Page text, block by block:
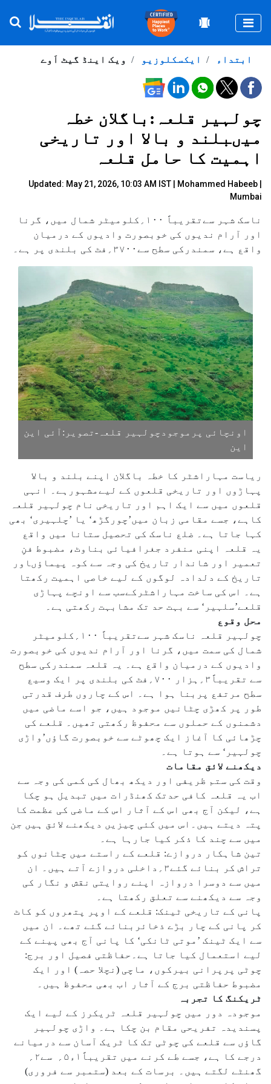
ویک اینڈ گیٹ اَوے ایکسکلوزیو ابتداء
چولہیر قلعہ:باگلان خطہ
میںبلند و بالا اور تاریخی
اہمیت کا حامل قلعہ
Updated: May 21, 2026, 10:03 AM IST |
Mohammed Habeeb |
Mumbai
ناسک شہر سےتقریباً ۱۰۰؍کلومیٹر شمال میں، گرنا
اور آرام ندیوں کی خوبصورت وادیوں کے درمیان
واقع ہے، سمندرکی سطح سے۳۷۰۰؍فٹ کی بلندی پر ہے۔
اونچائی پرموجودچولہیر قلعہ-تصویر:آئی این
این
ریاست مہاراشٹر کا خطہ باگلان اپنے بلند و بالا
پہاڑوں اور تاریخی قلعوں کے لیےمشہورہے۔ انہی
قلعوں میں سے ایک اہم اور تاریخی نام چولہیر قلعہ
کاہے، جسے مقامی زبان میں’چورگڑھ‘ یا ’چلہیری‘ بھی
کہا جاتا ہے۔ ضلع ناسک کی تحصیل ستانا میں واقع
یہ قلعہ اپنی منفرد جغرافیائی بناوٹ، مضبوط فنِ
تعمیر اور شاندار تاریخ کی وجہ سے کوہ پیماؤںاور
تاریخ کے دلدادہ لوگوں کے لیے خاصی اہمیت رکھتا
ہے۔ اس کی ساخت مہاراشٹرکےسب سے اونچے پہاڑی
قلعے’سلہیر‘ سے بہت حد تک مشابہت رکھتی ہے۔
محل وقوع
چولہیر قلعہ ناسک شہر سےتقریباً ۱۰۰؍کلومیٹر
شمال کی سمت میں، گرنا اور آرام ندیوں کی خوبصورت
وادیوں کے درمیان واقع ہے۔ یہ قلعہ سمندرکی سطح
سے تقریباً۳؍ہزار ۷۰۰؍فٹ کی بلندی پر ایک وسیع
سطح مرتفع پربنا ہوا ہے۔ اس کے چاروں طرف قدرتی
طور پر کھڑی چٹانیں موجود ہیں، جو اسے ماضی میں
دشمنوں کے حملوں سے محفوظ رکھتی تھیں۔ قلعے کی
چڑھائی کا آغاز ایک چھوٹے سے خوبصورت گاؤں’واڑی
چولہیر‘ سے ہوتا ہے۔
دیکھنے لائق مقامات
وقت کی ستم ظریفی اور دیکھ بھال کی کمی کی وجہ سے
اب یہ قلعہ کافی حدتک کھنڈرات میں تبدیل ہو چکا
ہے، لیکن آج بھی اس کے آثار اس کے ماضی کی عظمت کا
پتہ دیتے ہیں۔اس میں کئی چیزیں دیکھنے لائق ہیں جن
میں سے چند کا ذکر کیا جارہا ہے۔
تین شاہکار دروازے: قلعے کے راستے میں چٹانوں کو
تراش کر بنائے گئے۳؍داخلی دروازے آتے ہیں۔ ان
میں سے دوسرا دروازہ اپنے روایتی نقش و نگار کی
وجہ سے دیکھنے سے تعلق رکھتا ہے۔
پانی کے تاریخی ٹینک: قلعے کے اوپر پتھروں کو کاٹ
کر پانی کے چار بڑے ذخائربنائے گئے تھے۔ ان میں
سے ایک ٹینک ’موتی ٹانکی‘ کا پانی آج بھی پینے کے
لیے استعمال کیا جاتا ہے۔حفاظتی فصیل اور برج:
چوٹی پرپرانی بیرکوں، ماچی (نچلا حصہ) اور ایک
مضبوط حفاظتی برج کے آثار اب بھی محفوظ ہیں۔
ٹریکنگ کا تجربہ
موجودہ دور میں چولہیر قلعہ ٹریکرز کے لیے ایک
پسندیدہ تفریحی مقام بن چکا ہے۔ واڑی چولہیر
گاؤں سے قلعے کی چوٹی تک کا ٹریک آسان سے درمیانے
گھنٹے لگتے ہیں۔ برسات کے بعد (ستمبر سے فروری)